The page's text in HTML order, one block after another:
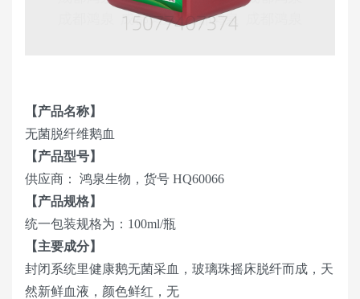
【产品名称】
无菌脱纤维鹅血
【产品型号】
供应商： 鸿泉生物，货号 HQ60066
【产品规格】
统一包装规格为：100ml/瓶
【主要成分】
封闭系统里健康鹅无菌采血，玻璃珠摇床脱纤而成，天
然新鲜血液，颜色鲜红，无